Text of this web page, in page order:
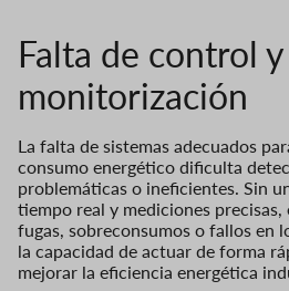
Falta de control y
monitorización
La falta de sistemas adecuados
consumo energético dificulta
problemáticas o ineficientes. Sin
tiempo real y mediciones
fugas, sobreconsumos o fallos en
la capacidad de actuar de forma
mejorar la eficiencia energética